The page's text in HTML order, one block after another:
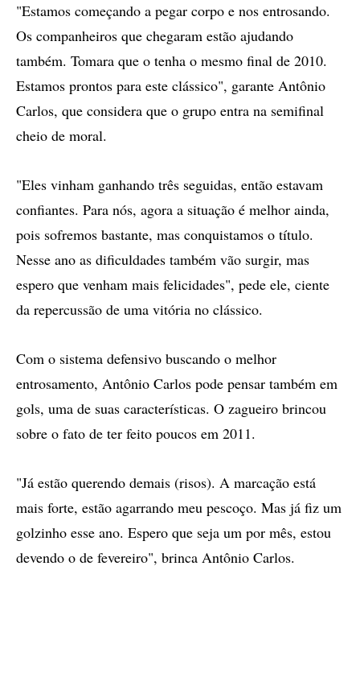
"Estamos começando a pegar corpo e nos entrosando.
Os companheiros que chegaram estão ajudando
também. Tomara que o tenha o mesmo final de 2010.
Estamos prontos para este clássico", garante Antônio
Carlos, que considera que o grupo entra na semifinal
cheio de moral.
"Eles vinham ganhando três seguidas, então estavam
confiantes. Para nós, agora a situação é melhor ainda,
pois sofremos bastante, mas conquistamos o título.
Nesse ano as dificuldades também vão surgir, mas
espero que venham mais felicidades", pede ele, ciente
da repercussão de uma vitória no clássico.
Com o sistema defensivo buscando o melhor
entrosamento, Antônio Carlos pode pensar também em
gols, uma de suas características. O zagueiro brincou
sobre o fato de ter feito poucos em 2011.
"Já estão querendo demais (risos). A marcação está
mais forte, estão agarrando meu pescoço. Mas já fiz um
golzinho esse ano. Espero que seja um por mês, estou
devendo o de fevereiro", brinca Antônio Carlos.